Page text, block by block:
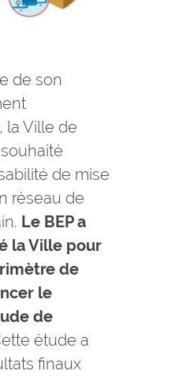
de son
la Ville de
de mise
réseau de
Le BEP a
la Ville pour
de
le
de
étude a
finaux